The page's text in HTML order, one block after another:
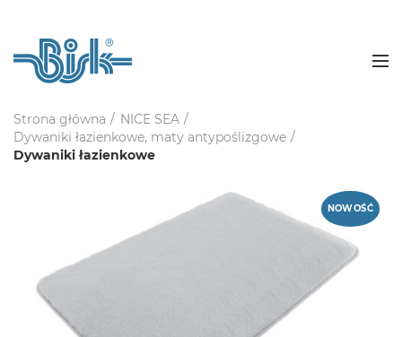
Strona główna
NICE SEA
Dywaniki łazienkowe, maty antypoślizgowe
Dywaniki łazienkowe
NOWOŚĆ